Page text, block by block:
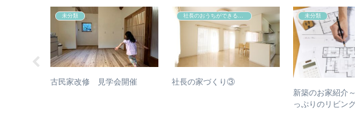
未分類
古民家改修 見学会開催 社長の家づくり③
未分類
新築のお家紹介
っぷりのリビン